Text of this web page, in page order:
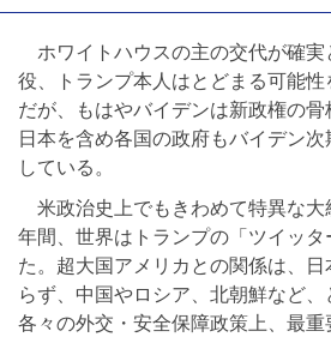
ホワイトハウスの主の交代が確実
役、トランプ本人はとどまる可能性
だが、もはやバイデンは新政権の骨
日本を含め各国の政府もバイデン
している。
米政治史上でもきわめて特異な
年間、世界はトランプの「ツイッ
た。超大国アメリカとの関係は、
らず、中国やロシア、北朝鮮など、
各々の外交・安全保障政策上、最